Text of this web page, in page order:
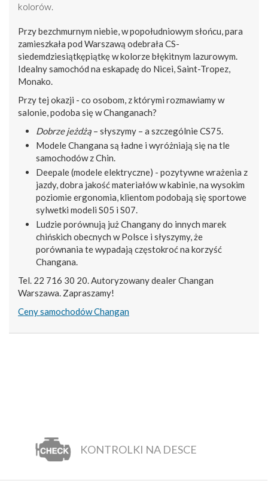
kolorów.
Przy bezchmurnym niebie, w popołudniowym słońcu, para
zamieszkała pod Warszawą odebrała CS-
siedemdziesiątkępiątkę w kolorze błękitnym lazurowym.
Idealny samochód na eskapadę do Nicei, Saint-Tropez,
Monako.
Przy tej okazji - co osobom, z którymi rozmawiamy w
salonie, podoba się w Changanach?
Dobrze jeżdżą – słyszymy – a szczególnie CS75.
Modele Changana są ładne i wyróżniają się na tle
samochodów z Chin.
Deepale (modele elektryczne) - pozytywne wrażenia z
jazdy, dobra jakość materiałów w kabinie, na wysokim
poziomie ergonomia, klientom podobają się sportowe
sylwetki modeli S05 i S07.
Ludzie porównują już Changany do innych marek
chińskich obecnych w Polsce i słyszymy, że
porównania te wypadają częstokroć na korzyść
Changana.
Tel. 22 716 30 20. Autoryzowany dealer Changan
Warszawa. Zapraszamy!
Ceny samochodów Changan
KONTROLKI NA DESCE